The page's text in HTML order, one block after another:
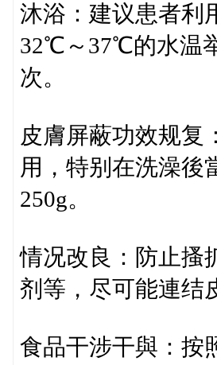
沐浴：建议患者利
32℃～37℃的水温
次。
皮膚屏蔽功效规复
用，特别在洗澡後
250g。
情况改良：防止搔
剂等，尽可能連
食品干涉干與：按